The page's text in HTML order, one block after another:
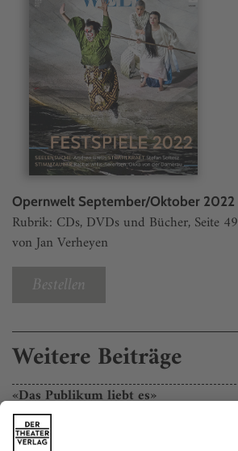
Opernwelt September/Oktober 2022
Rubrik: CDs, DVDs und Bücher, Seite 49
von Jan Verheyen
Bestellen
Weitere Beiträge
«Das Publikum liebt es»
Dirigent Antonio Pappano über seine
Nazionale di Santa Cecilia, Londoner Pläne